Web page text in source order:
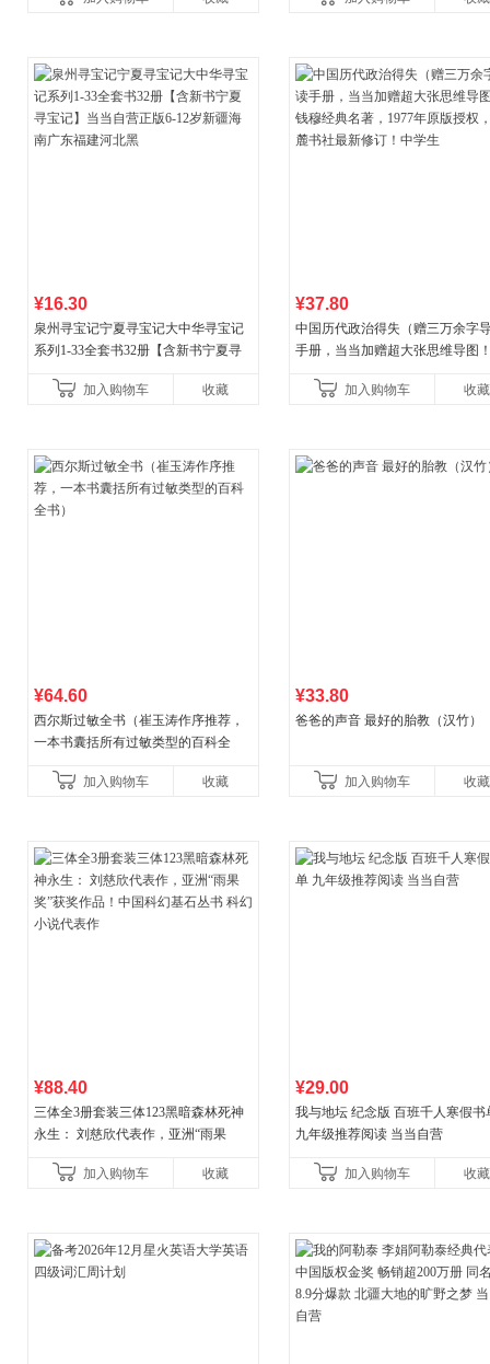
¥16.30
泉州寻宝记宁夏寻宝记大中华寻宝记
系列1-33全套书32册【含新书宁夏寻
广东福建河北黑
加入购物车 收藏
¥37.80
中国历代政治得失（赠三万余字
手册，当当加赠超大张思维导图
书社最新修订！中学生
加入购物车 收藏
¥64.60
西尔斯过敏全书（崔玉涛作序推荐，
一本书囊括所有过敏类型的百科全
加入购物车
收藏
¥33.80
爸爸的声音 最好的胎教（汉竹）
加入购物车 收藏
¥88.40
三体全3册套装三体123黑暗森林死神
永生： 刘慈欣代表作，亚洲“雨果
小说代表作加入购物车 收藏
¥29.00
我与地坛 纪念版 百班千人寒假书
九年级推荐阅读 当当自营
加入购物车 收藏